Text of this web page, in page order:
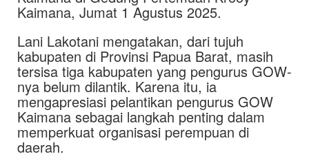
Kaimana, Jumat 1 Agustus 2025.
Lani Lakotani mengatakan, dari tujuh
kabupaten di Provinsi Papua Barat, masih
tersisa tiga kabupaten yang pengurus GOW-
nya belum dilantik. Karena itu, ia
mengapresiasi pelantikan pengurus GOW
Kaimana sebagai langkah penting dalam
memperkuat organisasi perempuan di
daerah.